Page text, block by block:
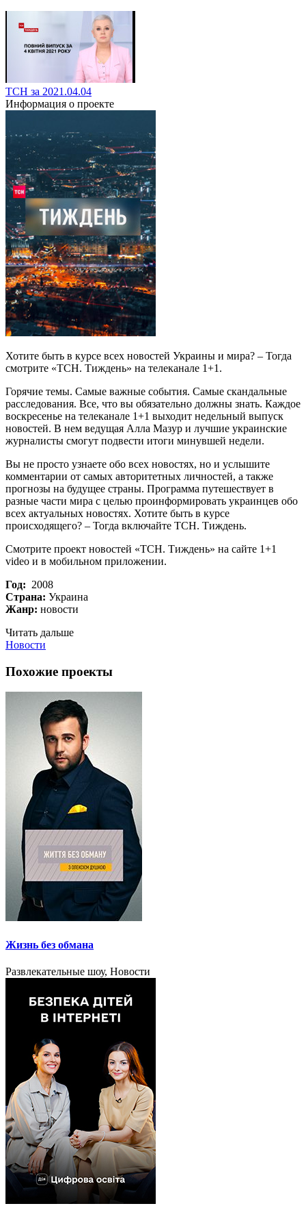
ТСН за 2021.04.04
Информация о проекте
Хотите быть в курсе всех новостей Украины и мира? – Тогда
смотрите «ТСН. Тиждень» на телеканале 1+1.
Горячие темы. Самые важные события. Самые скандальные
расследования. Все, что вы обязательно должны знать. Каждое
воскресенье на телеканале 1+1 выходит недельный выпуск
новостей. В нем ведущая Алла Мазур и лучшие украинские
журналисты смогут подвести итоги минувшей недели.
Вы не просто узнаете обо всех новостях, но и услышите
комментарии от самых авторитетных личностей, а также
прогнозы на будущее страны. Программа путешествует в
разные части мира с целью проинформировать украинцев обо
всех актуальных новостях. Хотите быть в курсе
происходящего? – Тогда включайте ТСН. Тиждень.
Смотрите проект новостей «ТСН. Тиждень» на сайте 1+1
video и в мобильном приложении.
Год: 2008
Страна: Украина
Жанр: новости
Читать дальше
Новости
Похожие проекты
Жизнь без обмана
Развлекательные шоу, Новости